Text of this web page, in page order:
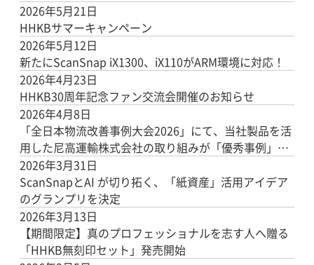
2026年5月21日
HHKBサマーキャンペーン
2026年5月12日
新たにScanSnap iX1300、iX110がARM環境に対応！
2026年4月23日
HHKB30周年記念ファン交流会開催のお知らせ
2026年4月8日
「全日本物流改善事例大会2026」にて、当社製品を活
用した尼高運輸株式会社の取り組みが「優秀事例」に
選出されました
2026年3月31日
ScanSnapとAI が切り拓く、「紙資産」活用アイデア
のグランプリを決定
2026年3月13日
【期間限定】真のプロフェッショナルを志す人へ贈る
「HHKB無刻印セット」発売開始